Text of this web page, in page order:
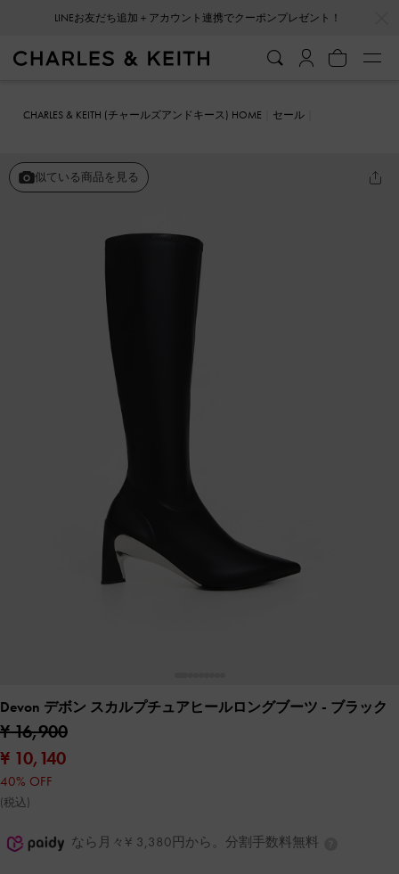
LINEお友だち追加＋アカウント連携でクーポンプレゼント！
CHARLES & KEITH (チャールズアンドキース) HOME
セール
似ている商品を見る
Devon デボン スカルプチュアヒールロングブーツ - ブラック
¥ 16,900
¥ 10,140
40% OFF
(税込)
なら月々¥ 3,380円から。分割手数料無料